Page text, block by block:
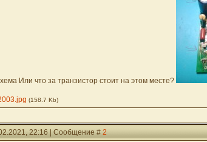
Или что за транзистор стоит на этом месте?
(158.7 Kb)
22:16 | Сообщение #2